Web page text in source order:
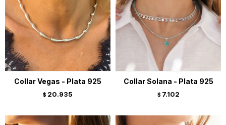
Collar Vegas - Plata 925
$ 20.935
Collar Solana - Plata 925
$ 7.102